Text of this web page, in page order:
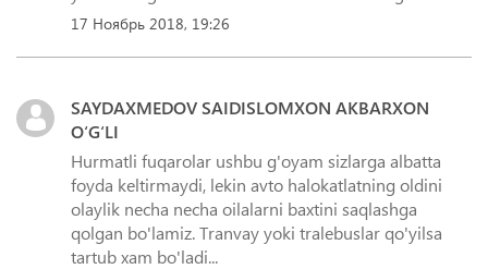
17 Ноябрь 2018, 19:26
SAYDAXMEDOV SAIDISLOMXON AKBARXON
O‘G‘LI
Hurmatli fuqarolar ushbu g'oyam sizlarga albatta
foyda keltirmaydi, lekin avto halokatlatning oldini
olaylik necha necha oilalarni baxtini saqlashga
qolgan bo'lamiz. Tranvay yoki tralebuslar qo'yilsa
tartub xam bo'ladi...